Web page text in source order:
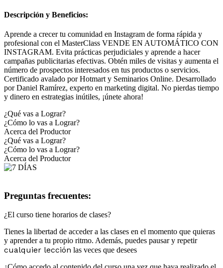
Descripción y Beneficios:
Aprende a crecer tu comunidad en Instagram de forma rápida y
profesional con el MasterClass VENDE EN AUTOMÁTICO CON
INSTAGRAM. Evita prácticas perjudiciales y aprende a hacer
campañas publicitarias efectivas. Obtén miles de visitas y aumenta el
número de prospectos interesados en tus productos o servicios.
Certificado avalado por Hotmart y Seminarios Online. Desarrollado
por Daniel Ramírez, experto en marketing digital. No pierdas tiempo
y dinero en estrategias inútiles, ¡únete ahora!
¿Qué vas a Lograr?
¿Cómo lo vas a Lograr?
Acerca del Productor
¿Qué vas a Lograr?
¿Cómo lo vas a Lograr?
Acerca del Productor
Preguntas frecuentes:
¿El curso tiene horarios de clases?
Tienes la libertad de acceder a las clases en el momento que quieras
y aprender a tu propio ritmo. Además, puedes pausar y repetir
cualquier lección las veces que desees